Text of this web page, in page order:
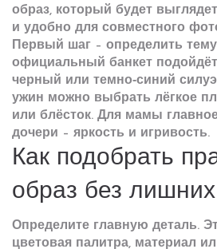
образ, который будет
и удобно для совместного
Первый шаг – определить
официальный банкет подойдёт
черный или темно‑синий
ужин можно выбрать лёгкое
или блёсток. Для мамы
дочери – яркость и игривость.
Как подобрать
образ без
Определите главную деталь.
цветовая палитра, материал